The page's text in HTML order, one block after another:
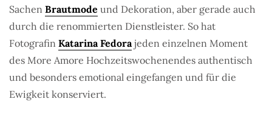
Sachen Brautmode und Dekoration, aber gerade auch
durch die renommierten Dienstleister. So hat
Fotografin Katarina Fedorajeden einzelnen Moment
des More Amore Hochzeitswochenendes authentisch
und besonders emotional eingefangen und für die
Ewigkeit konserviert.